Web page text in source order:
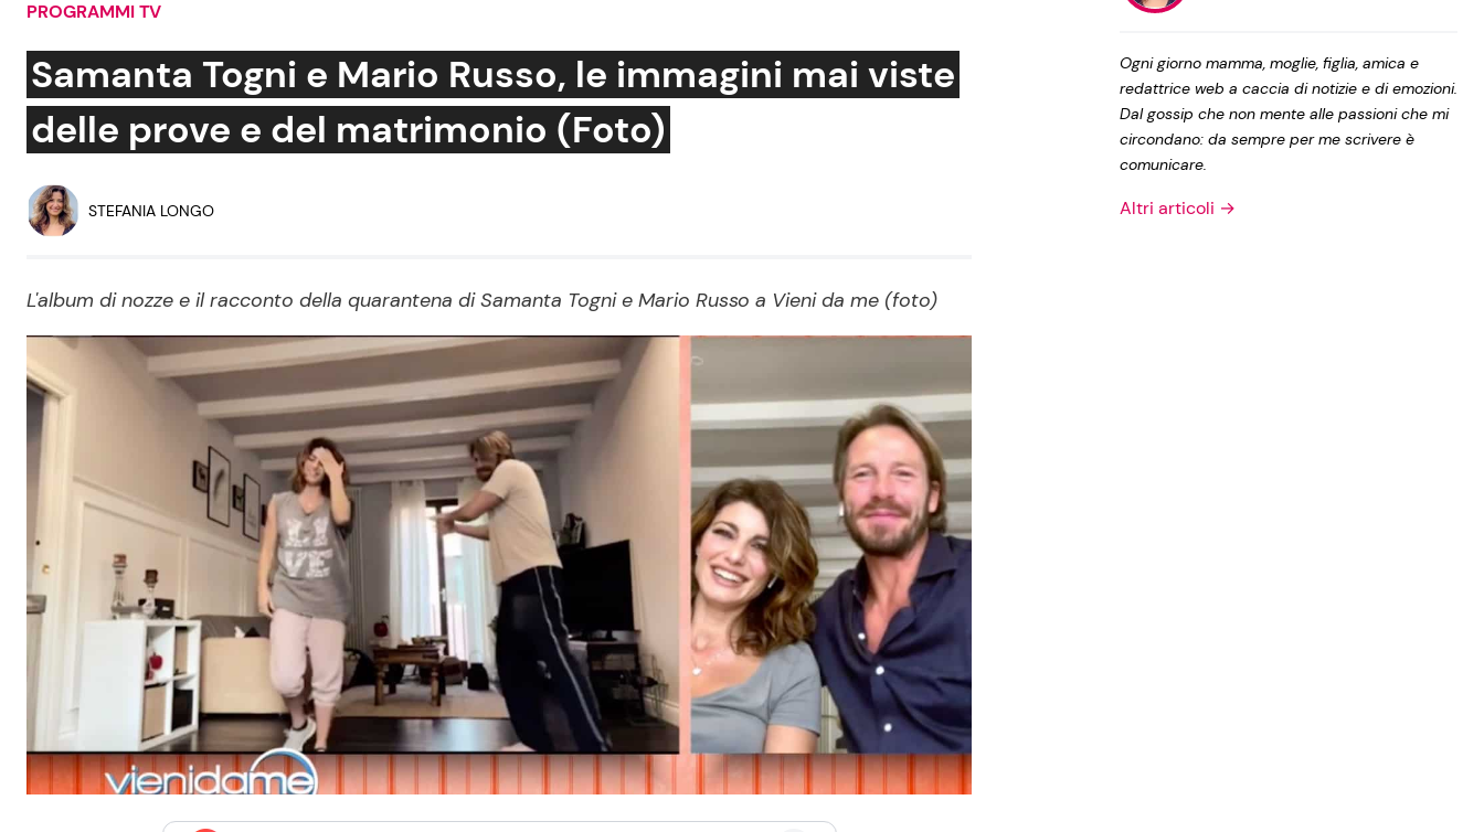
Social News
News dal mondo
Benessere
Viaggi e Turismo
Festività
Le Ricette in TV
Ricette Facili e Veloci
Ricette Feste
Privacy Policy
PROGRAMMI TV
Samanta Togni e Mario Russo, le immagini mai viste
delle prove e del matrimonio (Foto)
STEFANIA LONGO
L'album di nozze e il racconto della quarantena di Samanta Togni e Mario Russo a Vieni da me (foto)
Ogni giorno mamma, moglie, figlia, amica e
redattrice web a caccia di notizie e di emozioni.
Dal gossip che non mente alle passioni che mi
circondano: da sempre per me scrivere è
comunicare.
Altri articoli →